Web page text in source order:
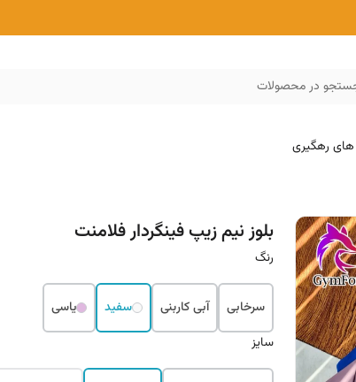
در محصولات
رهگیری
بلوز نیم زیپ فینگردار فلامنت
رنگ
سرخابی آبی کاربنی سفید
یاسی
سایز